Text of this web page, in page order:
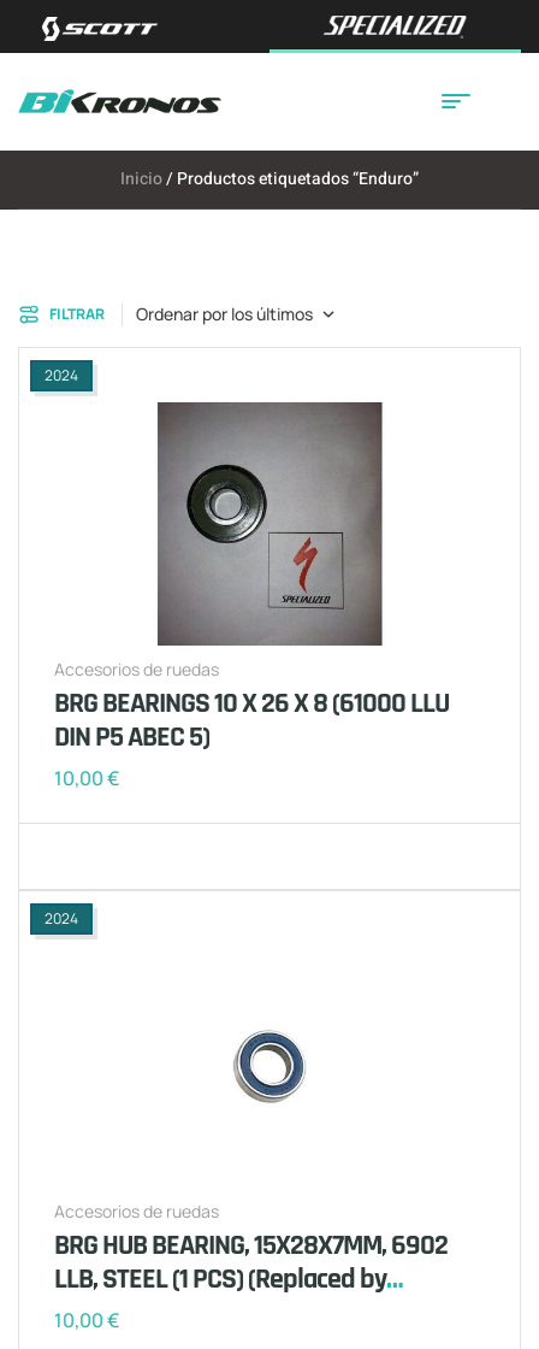
Inicio/ Productos etiquetados “Enduro”
FILTRAR Ordenar por los últimos
2024
Accesorios de ruedas
BRG BEARINGS 10 X 26 X 8 (61000 LLU
DIN P5 ABEC 5)
10,00€
2024
Accesorios de ruedas
BRG HUB BEARING, 15X28X7MM, 6902
LLB, STEEL (1 PCS) (Replaced by
S130600003)
10,00€